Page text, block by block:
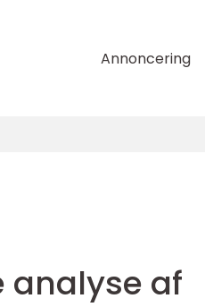
Annoncering
analyse af